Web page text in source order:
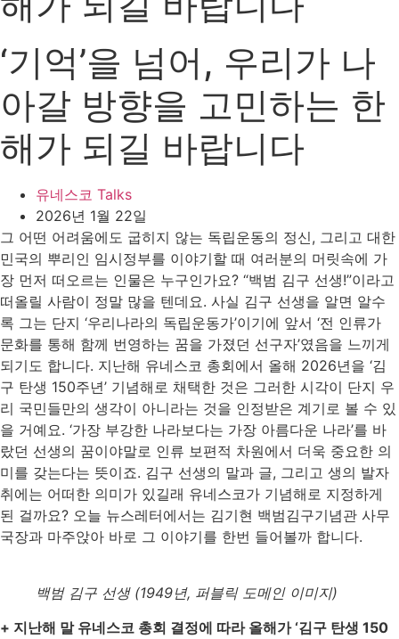
‘기억’을 넘어, 우리가 나
아갈 방향을 고민하는 한
해가 되길 바랍니다
유네스코 Talks
2026년 1월 22일
그 어떤 어려움에도 굽히지 않는 독립운동의 정신, 그리고 대한
민국의 뿌리인 임시정부를 이야기할 때 여러분의 머릿속에 가
장 먼저 떠오르는 인물은 누구인가요? “백범 김구 선생!”이라고
떠올릴 사람이 정말 많을 텐데요. 사실 김구 선생을 알면 알수
록 그는 단지 ‘우리나라의 독립운동가’이기에 앞서 ‘전 인류가
문화를 통해 함께 번영하는 꿈을 가졌던 선구자’였음을 느끼게
되기도 합니다. 지난해 유네스코 총회에서 올해 2026년을 ‘김
구 탄생 150주년’ 기념해로 채택한 것은 그러한 시각이 단지 우
리 국민들만의 생각이 아니라는 것을 인정받은 계기로 볼 수 있
을 거예요. ‘가장 부강한 나라보다는 가장 아름다운 나라’를 바
랐던 선생의 꿈이야말로 인류 보편적 차원에서 더욱 중요한 의
미를 갖는다는 뜻이죠. 김구 선생의 말과 글, 그리고 생의 발자
취에는 어떠한 의미가 있길래 유네스코가 기념해로 지정하게
된 걸까요? 오늘 뉴스레터에서는 김기현 백범김구기념관 사무
국장과 마주앉아 바로 그 이야기를 한번 들어볼까 합니다.
백범 김구 선생 (1949년, 퍼블릭 도메인 이미지)
+ 지난해 말 유네스코 총회 결정에 따라 올해가 ‘김구 탄생 150